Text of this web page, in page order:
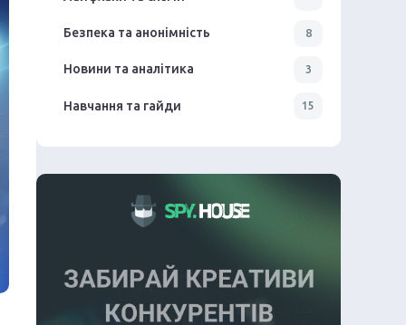
Безпека та анонімність 8
Новини та аналітика 3
Навчання та гайди 15